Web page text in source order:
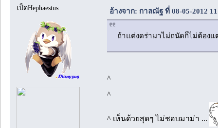
เป็ดHephaestus
อ้างจาก: กาลณัฐ ที่ 08-05-2012
ถ้าแต่งดร่ามาไม่ถนัดก็ไม่ต้องแ
^
^
^ เห็นด้วยสุดๆ ไม่ชอบมาม่า ...